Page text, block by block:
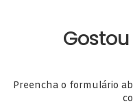
Preencha o formulário